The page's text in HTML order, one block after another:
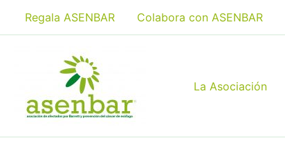
Regala ASENBAR Colabora con ASENBAR
La Asociación